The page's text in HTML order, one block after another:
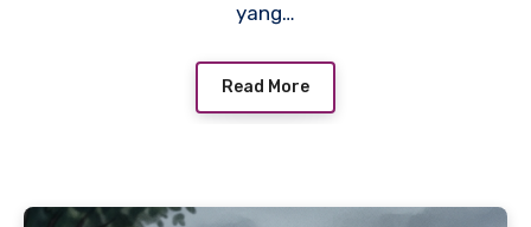
yang…
Read More